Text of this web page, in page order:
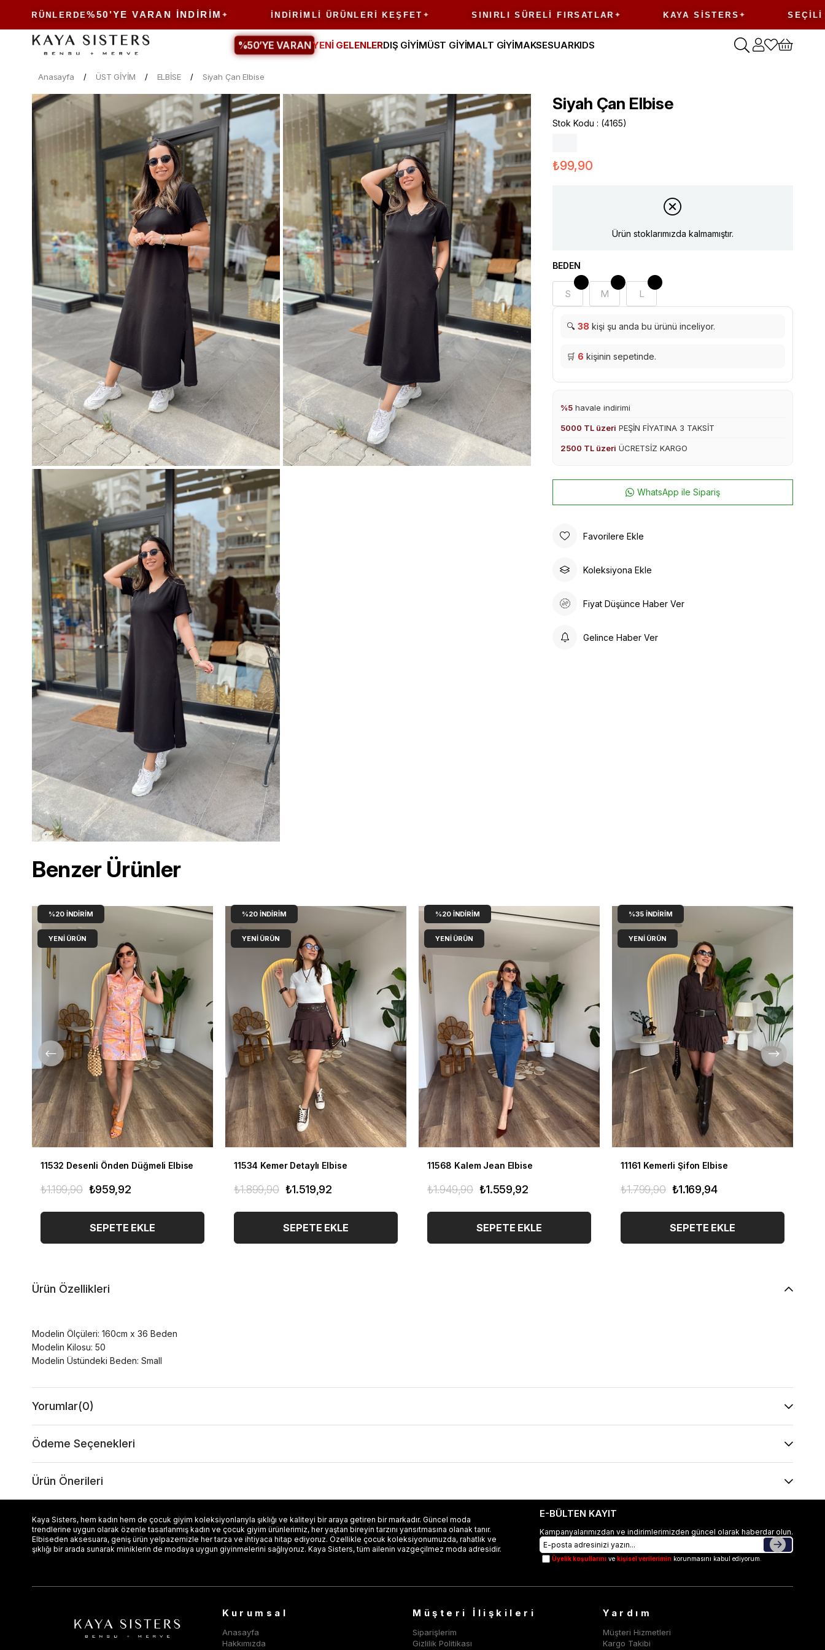
%50'YE VARAN İNDIRIM İNDIRIMLI ÜRÜNLERI KEŞFET SINIRLI SÜRELI FIRSATLAR KAYA SISTERS SEÇILI
%50’YE VARANYENİ GELENLERDIŞ GİYİMÜST GİYİMALT GİYİMAKSESUARKIDS
Anasayfa ÜST GİYİM ELBİSE Siyah Çan Elbise
Siyah Çan Elbise
Stok Kodu (4165)
₺99,90
Ürün stoklarımızda kalmamıştır.
BEDEN
S M L
🔍38 kişi şu anda bu ürünü inceliyor.
🛒 6 kişinin sepetinde.
%5 havale indirimi
5000 TL üzeri PEŞİN FİYATINA 3 TAKSİT
2500 TL üzeri ÜCRETSİZ KARGO
WhatsApp ile Sipariş
Favorilere Ekle
Koleksiyona Ekle
Fiyat Düşünce Haber Ver
Gelince Haber Ver
Benzer Ürünler
11532 Desenli Önden Düğmeli Elbise
₺959,92
₺1.199,90
SEPETE EKLE
%20 İNDIRIM
YENI ÜRÜN
11534 Kemer Detaylı Elbise
₺1.519,92
₺1.899,90
SEPETE EKLE
%20 İNDIRIM
YENI ÜRÜN
11568 Kalem Jean Elbise
₺1.559,92
₺1.949,90
SEPETE EKLE
%20 İNDIRIM
YENI ÜRÜN
11161 Kemerli Şifon Elbise
₺1.169,94
₺1.799,90
SEPETE EKLE
%35 İNDIRIM
YENI ÜRÜN
Ürün Özellikleri
Modelin Ölçüleri: 160cm x 36 Beden
Modelin Kilosu: 50
Modelin Üstündeki Beden: Small
Yorumlar(0)
Ödeme Seçenekleri
Ürün Önerileri
Kaya Sisters, hem kadın hem de çocuk giyim koleksiyonlarıyla şıklığı ve kaliteyi bir araya getiren bir markadır. Güncel moda
trendlerine uygun olarak özenle tasarlanmış kadın ve çocuk giyim ürünlerimiz, her yaştan bireyin tarzını yansıtmasına olanak tanır.
Elbiseden aksesuara, geniş ürün yelpazemizle her tarza ve ihtiyaca hitap ediyoruz. Özellikle çocuk koleksiyonumuzda, rahatlık ve
şıklığı bir arada sunarak miniklerin de modaya uygun giyinmelerini sağlıyoruz. Kaya Sisters, tüm ailenin vazgeçilmez moda adresidir.
E-BÜLTEN KAYIT
Kampanyalarımızdan ve indirimlerimizden güncel olarak haberdar olun.
Üyelik koşullarınıve kişisel verileriminkorunmasını kabul ediyorum.
Kurumsal
Anasayfa
Hakkımızda
Müşteri İlişkileri
Siparişlerim
Gizlilik Politikası
Yardım
Müşteri Hizmetleri
Kargo Takibi